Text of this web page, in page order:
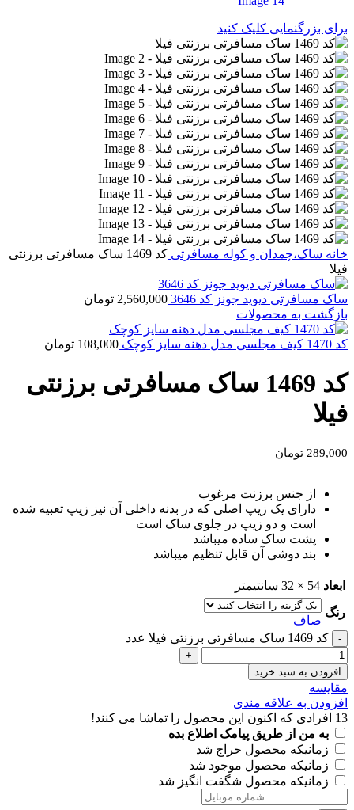
برای بزرگنمایی کلیک کنید
خانه ساک،چمدان و کوله مسافرتی
کد 1469 ساک مسافرتی برزنتی
فیلا
ساک مسافرتی دیوید جونز کد 3646 2,560,000 تومان
بازگشت به محصولات
کد 1470 کیف مجلسی مدل دهنه سایز کوچک 108,000 تومان
کد 1469 ساک مسافرتی برزنتی
فیلا
289,000 تومان
از جنس برزنت مرغوب
دارای یک زیپ اصلی که در بدنه داخلی آن نیز زیپ تعبیه شده
است و دو زیپ در جلوی ساک است
پشت ساک ساده میباشد
بند دوشی آن قابل تنظیم میباشد
ابعاد 54 × 32 سانتیمتر
رنگ
صاف
کد 1469 ساک مسافرتی برزنتی فیلا عدد
افزودن به سبد خرید
مقايسه
افزودن به علاقه مندی
13 افرادی که اکنون این محصول را تماشا می کنند!
به من از طریق پیامک اطلاع بده
زمانیکه محصول حراج شد
زمانیکه محصول موجود شد
زمانیکه محصول شگفت انگیز شد